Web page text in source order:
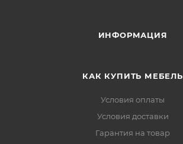
ИНФОРМАЦИЯ
КАК КУПИТЬ МЕБЕЛЬ
Условия оплаты
Условия доставки
Гарантия на товар